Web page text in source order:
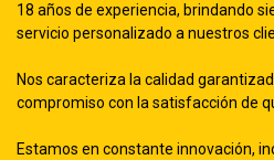
18 años de experiencia, brindando
servicio personalizado a nuestros
Nos caracteriza la calidad
compromiso con la satisfacción de
Estamos en constante innovación,